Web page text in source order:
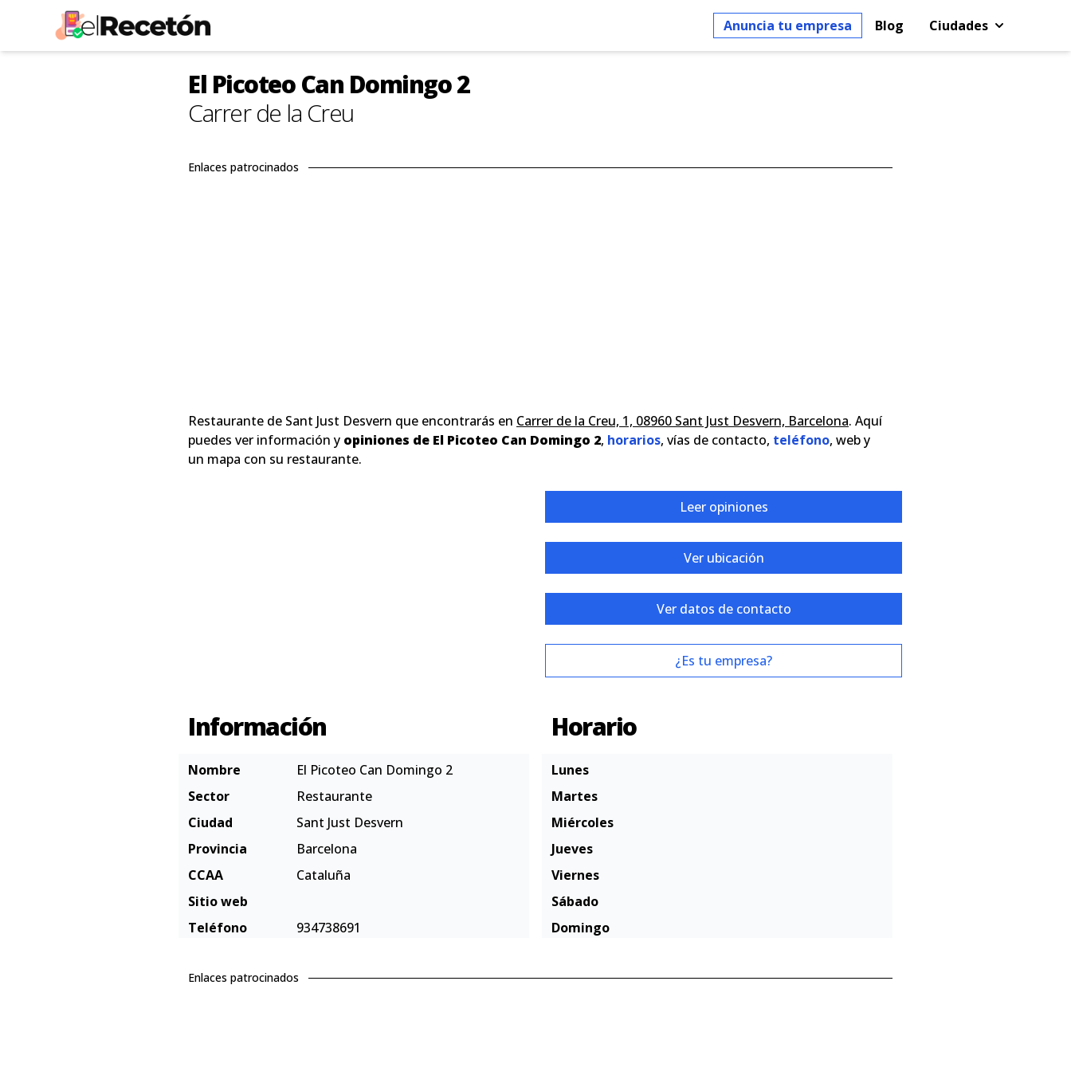
Anuncia tu empresa Blog Ciudades
El Picoteo Can Domingo 2
Carrer de la Creu
Enlaces patrocinados
Restaurante de Sant Just Desvern que encontrarás en Carrer de la Creu, 1, 08960 Sant Just Desvern, Barcelona. Aquí
puedes ver información y opiniones de El Picoteo Can Domingo 2, horarios, vías de contacto, teléfono, web y
un mapa con su restaurante.
Leer opiniones
Ver ubicación
Ver datos de contacto
¿Es tu empresa?
Información
Nombre
El Picoteo Can Domingo 2
Sector
Restaurante
Ciudad
Sant Just Desvern
Provincia
Barcelona
CCAA
Cataluña
Sitio web
Teléfono
934738691
Horario
Lunes
Martes
Miércoles
Jueves
Viernes
Sábado
Domingo
Enlaces patrocinados